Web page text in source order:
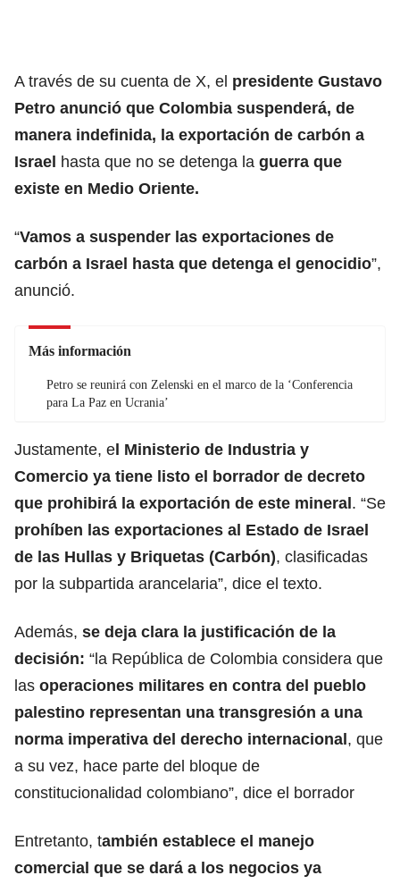
A través de su cuenta de X, el presidente Gustavo
Petro anunció que Colombia suspenderá, de
manera indefinida, la exportación de carbón a
Israel hasta que no se detenga la guerra que
existe en Medio Oriente.
“Vamos a suspender las exportaciones de
carbón a Israel hasta que detenga el genocidio”,
anunció.
Más información
Petro se reunirá con Zelenski en el marco de la ‘Conferencia
para La Paz en Ucrania’
Justamente, el Ministerio de Industria y
Comercio ya tiene listo el borrador de decreto
que prohibirá la exportación de este mineral. “Se
prohíben las exportaciones al Estado de Israel
de las Hullas y Briquetas (Carbón), clasificadas
por la subpartida arancelaria”, dice el texto.
Además, se deja clara la justificación de la
decisión: “la República de Colombia considera que
las operaciones militares en contra del pueblo
palestino representan una transgresión a una
norma imperativa del derecho internacional, que
a su vez, hace parte del bloque de
constitucionalidad colombiano”, dice el borrador
Entretanto, también establece el manejo
comercial que se dará a los negocios ya